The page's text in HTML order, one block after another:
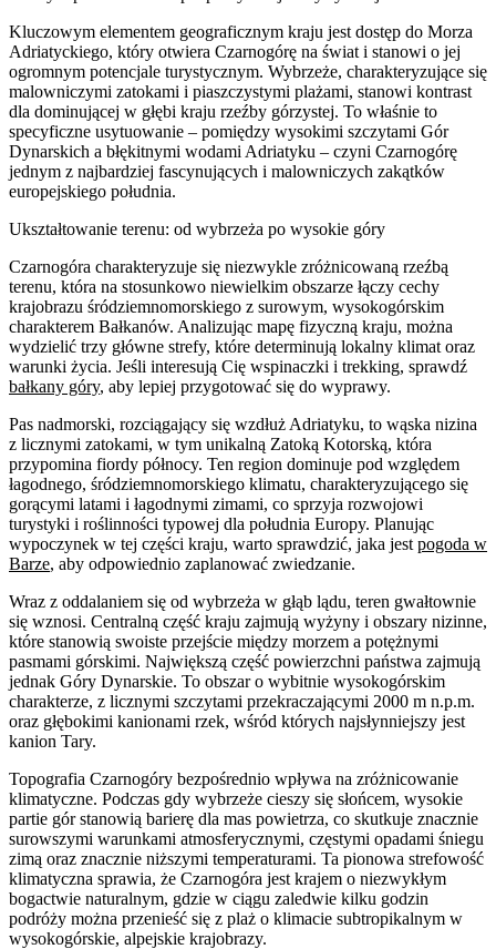
Kluczowym elementem geograficznym kraju jest dostęp do Morza
Adriatyckiego, który otwiera Czarnogórę na świat i stanowi o jej
ogromnym potencjale turystycznym. Wybrzeże, charakteryzujące się
malowniczymi zatokami i piaszczystymi plażami, stanowi kontrast
dla dominującej w głębi kraju rzeźby górzystej. To właśnie to
specyficzne usytuowanie – pomiędzy wysokimi szczytami Gór
Dynarskich a błękitnymi wodami Adriatyku – czyni Czarnogórę
jednym z najbardziej fascynujących i malowniczych zakątków
europejskiego południa.
Ukształtowanie terenu: od wybrzeża po wysokie góry
Czarnogóra charakteryzuje się niezwykle zróżnicowaną rzeźbą
terenu, która na stosunkowo niewielkim obszarze łączy cechy
krajobrazu śródziemnomorskiego z surowym, wysokogórskim
charakterem Bałkanów. Analizując mapę fizyczną kraju, można
wydzielić trzy główne strefy, które determinują lokalny klimat oraz
warunki życia. Jeśli interesują Cię wspinaczki i trekking, sprawdź
bałkany góry, aby lepiej przygotować się do wyprawy.
Pas nadmorski, rozciągający się wzdłuż Adriatyku, to wąska nizina
z licznymi zatokami, w tym unikalną Zatoką Kotorską, która
przypomina fiordy północy. Ten region dominuje pod względem
łagodnego, śródziemnomorskiego klimatu, charakteryzującego się
gorącymi latami i łagodnymi zimami, co sprzyja rozwojowi
turystyki i roślinności typowej dla południa Europy. Planując
wypoczynek w tej części kraju, warto sprawdzić, jaka jest pogoda w
Barze, aby odpowiednio zaplanować zwiedzanie.
Wraz z oddalaniem się od wybrzeża w głąb lądu, teren gwałtownie
się wznosi. Centralną część kraju zajmują wyżyny i obszary nizinne,
które stanowią swoiste przejście między morzem a potężnymi
pasmami górskimi. Największą część powierzchni państwa zajmują
jednak Góry Dynarskie. To obszar o wybitnie wysokogórskim
charakterze, z licznymi szczytami przekraczającymi 2000 m n.p.m.
oraz głębokimi kanionami rzek, wśród których najsłynniejszy jest
kanion Tary.
Topografia Czarnogóry bezpośrednio wpływa na zróżnicowanie
klimatyczne. Podczas gdy wybrzeże cieszy się słońcem, wysokie
partie gór stanowią barierę dla mas powietrza, co skutkuje znacznie
surowszymi warunkami atmosferycznymi, częstymi opadami śniegu
zimą oraz znacznie niższymi temperaturami. Ta pionowa strefowość
klimatyczna sprawia, że Czarnogóra jest krajem o niezwykłym
bogactwie naturalnym, gdzie w ciągu zaledwie kilku godzin
podróży można przenieść się z plaż o klimacie subtropikalnym w
wysokogórskie, alpejskie krajobrazy.